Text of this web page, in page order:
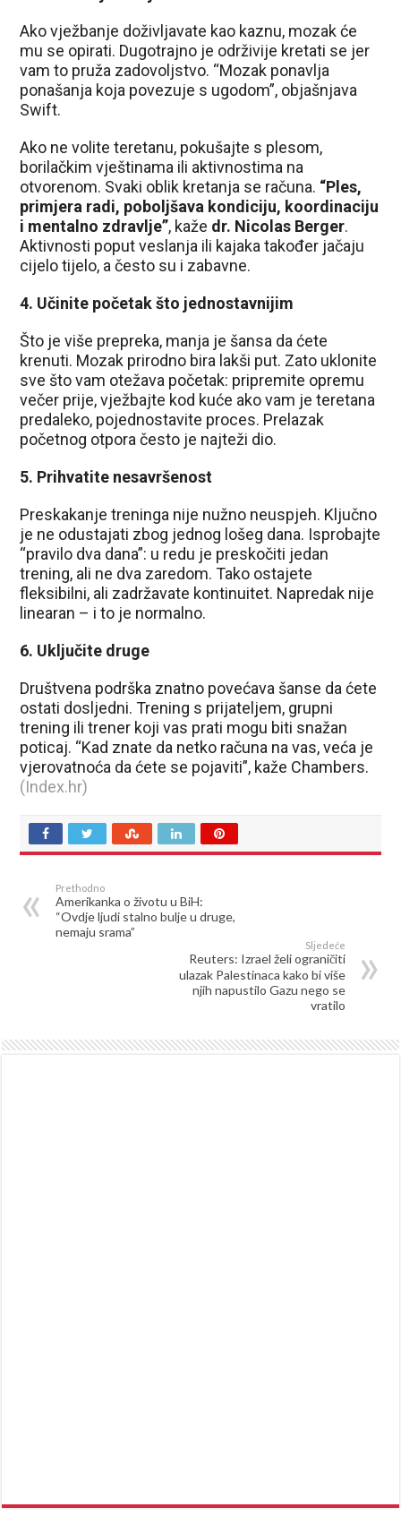
Ako vježbanje doživljavate kao kaznu, mozak će
mu se opirati. Dugotrajno je održivije kretati se jer
vam to pruža zadovoljstvo. “Mozak ponavlja
ponašanja koja povezuje s ugodom”, objašnjava
Swift.
Ako ne volite teretanu, pokušajte s plesom,
borilačkim vještinama ili aktivnostima na
otvorenom. Svaki oblik kretanja se računa. “Ples,
primjera radi, poboljšava kondiciju, koordinaciju
i mentalno zdravlje”, kaže dr. Nicolas Berger.
Aktivnosti poput veslanja ili kajaka također jačaju
cijelo tijelo, a često su i zabavne.
4. Učinite početak što jednostavnijim
Što je više prepreka, manja je šansa da ćete
krenuti. Mozak prirodno bira lakši put. Zato uklonite
sve što vam otežava početak: pripremite opremu
večer prije, vježbajte kod kuće ako vam je teretana
predaleko, pojednostavite proces. Prelazak
početnog otpora često je najteži dio.
5. Prihvatite nesavršenost
Preskakanje treninga nije nužno neuspjeh. Ključno
je ne odustajati zbog jednog lošeg dana. Isprobajte
“pravilo dva dana”: u redu je preskočiti jedan
trening, ali ne dva zaredom. Tako ostajete
fleksibilni, ali zadržavate kontinuitet. Napredak nije
linearan – i to je normalno.
6. Uključite druge
Društvena podrška znatno povećava šanse da ćete
ostati dosljedni. Trening s prijateljem, grupni
trening ili trener koji vas prati mogu biti snažan
poticaj. “Kad znate da netko računa na vas, veća je
vjerovatnoća da ćete se pojaviti”, kaže Chambers.
(Index.hr)
Prethodno
Amerikanka o životu u BiH:
“Ovdje ljudi stalno bulje u druge,
nemaju srama”
Sljedeće
Reuters: Izrael želi ograničiti
ulazak Palestinaca kako bi više
njih napustilo Gazu nego se
vratilo